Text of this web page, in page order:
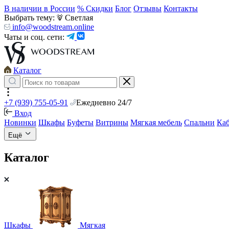
В наличии в России % Скидки Блог Отзывы Контакты
Выбрать тему:
Светлая
info@woodstream.online
Чаты и соц. сети:
Каталог
+7 (939) 755-05-91
Ежедневно 24/7
Вход
Новинки Шкафы Буфеты Витрины Мягкая мебель Спальни
Ещё
Каталог
Шкафы Мягкая